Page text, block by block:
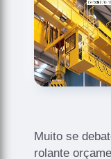
Muito se
rolante